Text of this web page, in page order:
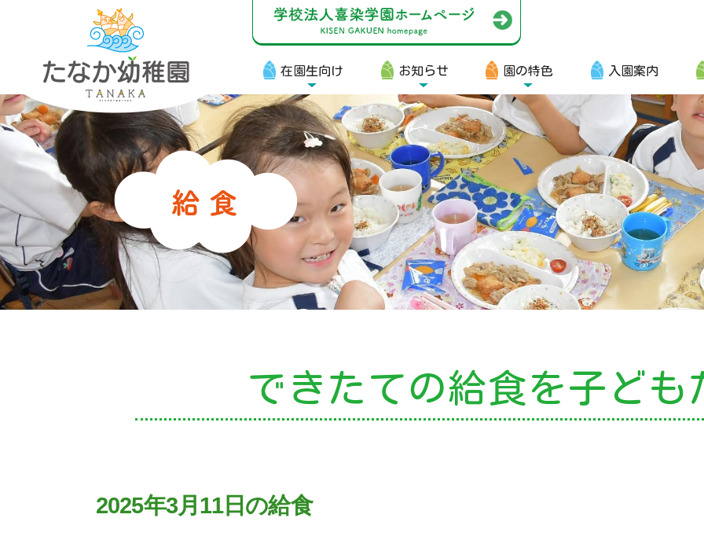
在園生向け お知らせ 園の特色 入園案内
在園生向け
・資料ダウンロード
・園からのお便り
・動画
・写真館（販売）
お知らせ
・ニュース
園の特色
・園の特色
できたての給食を子ども
2025年3月11日の給食